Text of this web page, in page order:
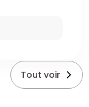
Tout voir